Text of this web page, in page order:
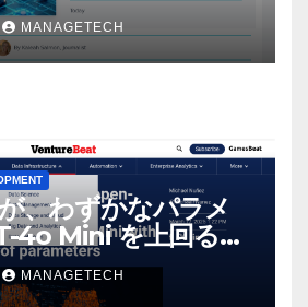
MANAGETECH
、わずかなパラメ
4o Mini を上回る新
ソース モデルをリ
MANAGETECH